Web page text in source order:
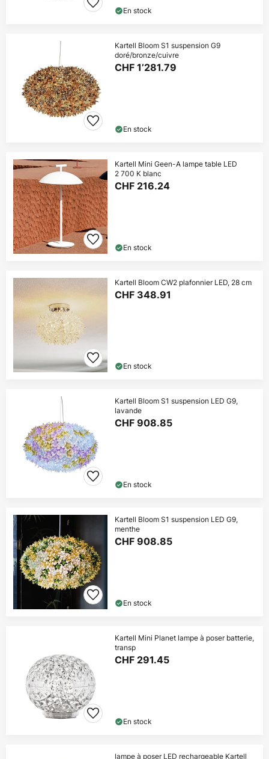
En stock
Kartell Bloom S1 suspension G9
doré/bronze/cuivre
CHF 1’281.79
En stock
Kartell Mini Geen-A lampe table LED
2 700 K blanc
CHF 216.24
En stock
Kartell Bloom CW2 plafonnier LED, 28 cm
CHF 348.91
En stock
Kartell Bloom S1 suspension LED G9,
lavande
CHF 908.85
En stock
Kartell Bloom S1 suspension LED G9,
menthe
CHF 908.85
En stock
Kartell Mini Planet lampe à poser batterie,
transp
CHF 291.45
En stock
lampe à poser LED rechargeable Kartell